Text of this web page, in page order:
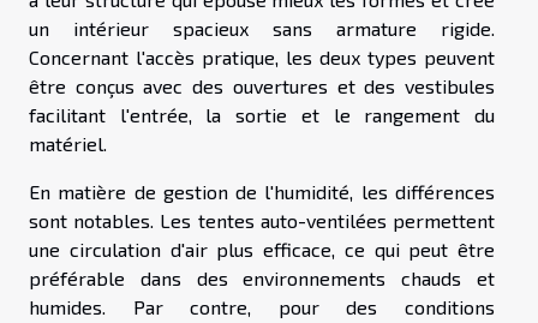
un intérieur spacieux sans armature rigide.
Concernant l'accès pratique, les deux types peuvent
être conçus avec des ouvertures et des vestibules
facilitant l'entrée, la sortie et le rangement du
matériel.
En matière de gestion de l'humidité, les différences
sont notables. Les tentes auto-ventilées permettent
une circulation d'air plus efficace, ce qui peut être
préférable dans des environnements chauds et
humides. Par contre, pour des conditions